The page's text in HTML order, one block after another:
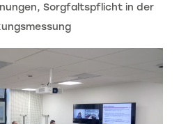
Sorgfaltspflicht in der